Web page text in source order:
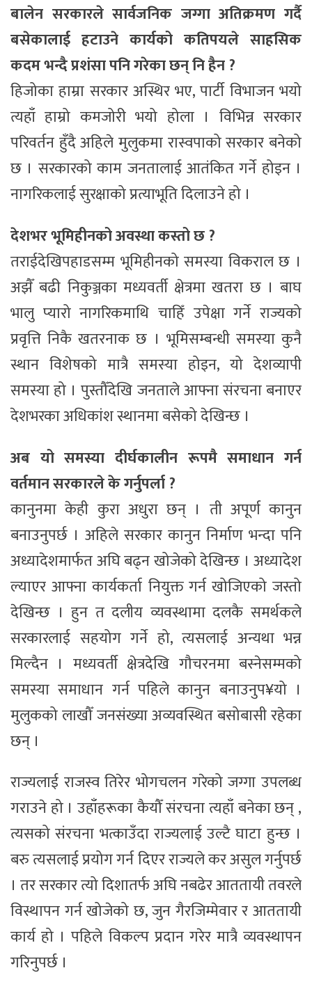
बालेन सरकारले सार्वजनिक जग्गा अतिक्रमण गर्दै
बसेकालाई हटाउने कार्यको कतिपयले साहसिक
कदम भन्दै प्रशंसा पनि गरेका छन् नि हैन ?
हिजोका हाम्रा सरकार अस्थिर भए, पार्टी विभाजन भयो
त्यहाँ हाम्रो कमजोरी भयो होला । विभिन्न सरकार
परिवर्तन हुँदै अहिले मुलुकमा रास्वपाको सरकार बनेको
छ । सरकारको काम जनतालाई आतंकित गर्ने होइन ।
नागरिकलाई सुरक्षाको प्रत्याभूति दिलाउने हो ।
देशभर भूमिहीनको अवस्था कस्तो छ ?
तराईदेखिपहाडसम्म भूमिहीनको समस्या विकराल छ ।
अझैँ बढी निकुञ्जका मध्यवर्ती क्षेत्रमा खतरा छ । बाघ
भालु प्यारो नागरिकमाथि चाहिँ उपेक्षा गर्ने राज्यको
प्रवृत्ति निकै खतरनाक छ । भूमिसम्बन्धी समस्या कुनै
स्थान विशेषको मात्रै समस्या होइन, यो देशव्यापी
समस्या हो । पुस्तौँदेखि जनताले आफ्ना संरचना बनाएर
देशभरका अधिकांश स्थानमा बसेको देखिन्छ ।
अब यो समस्या दीर्घकालीन रूपमै समाधान गर्न
वर्तमान सरकारले के गर्नुपर्ला ?
कानुनमा केही कुरा अधुरा छन् । ती अपूर्ण कानुन
बनाउनुपर्छ । अहिले सरकार कानुन निर्माण भन्दा पनि
अध्यादेशमार्फत अघि बढ्न खोजेको देखिन्छ । अध्यादेश
ल्याएर आफ्ना कार्यकर्ता नियुक्त गर्न खोजिएको जस्तो
देखिन्छ । हुन त दलीय व्यवस्थामा दलकै समर्थकले
सरकारलाई सहयोग गर्ने हो, त्यसलाई अन्यथा भन्न
मिल्दैन । मध्यवर्ती क्षेत्रदेखि गौचरनमा बस्नेसम्मको
समस्या समाधान गर्न पहिले कानुन बनाउनुप¥यो ।
मुलुकको लाखौँ जनसंख्या अव्यवस्थित बसोबासी रहेका
छन् ।
राज्यलाई राजस्व तिरेर भोगचलन गरेको जग्गा उपलब्ध
गराउने हो । उहाँहरूका कैयौँ संरचना त्यहाँ बनेका छन् ,
त्यसको संरचना भत्काउँदा राज्यलाई उल्टै घाटा हुन्छ ।
बरु त्यसलाई प्रयोग गर्न दिएर राज्यले कर असुल गर्नुपर्छ
। तर सरकार त्यो दिशातर्फ अघि नबढेर आततायी तवरले
विस्थापन गर्न खोजेको छ, जुन गैरजिम्मेवार र आततायी
कार्य हो । पहिले विकल्प प्रदान गरेर मात्रै व्यवस्थापन
गरिनुपर्छ ।